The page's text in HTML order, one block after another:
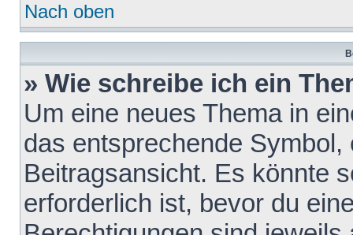
Nach oben
» Wie schreibe ich ein
Um eine neues Thema in
das entsprechende
Beitragsansicht. Es könnte
erforderlich ist, bevor du